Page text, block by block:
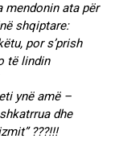
mendonin ata për
shqiptare:
por s’prish
të lindin
ynë amë –
dhe
???!!!